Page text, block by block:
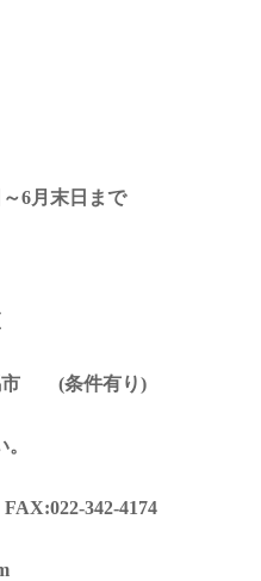
6月末日まで
市 (条件有り)
342-4174